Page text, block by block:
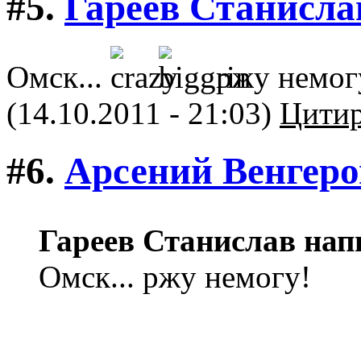
Омск...
ржу
(14.10.2011 - 21:03)
#6. Арсений
Гареев Станислав
Омск... ржу немогу!